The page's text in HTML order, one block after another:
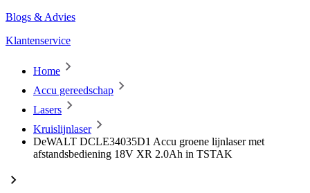
Blogs & Advies
Klantenservice
Home
Accu gereedschap
Lasers
Kruislijnlaser
DeWALT DCLE34035D1 Accu groene lijnlaser met
afstandsbediening 18V XR 2.0Ah in TSTAK